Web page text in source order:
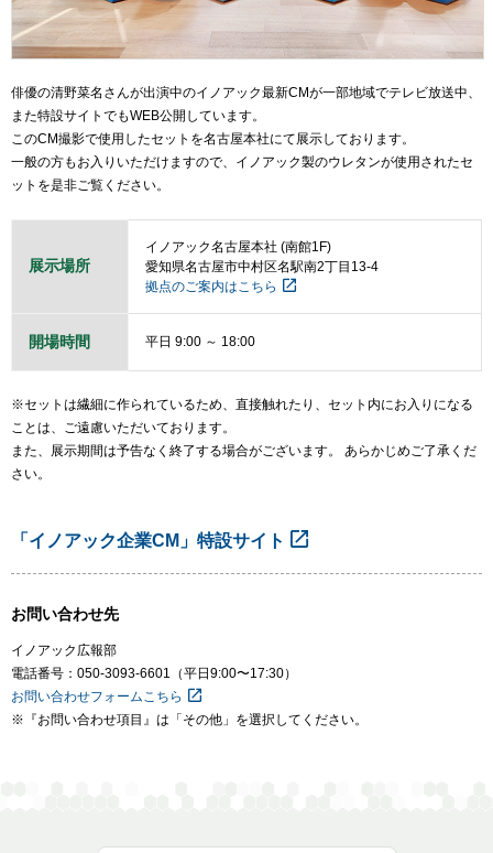
俳優の清野菜名さんが出演中のイノアック最新CMが一部地域でテレビ放送中、
また特設サイトでもWEB公開しています。
このCM撮影で使用したセットを名古屋本社にて展示しております。
一般の方もお入りいただけますので、イノアック製のウレタンが使用されたセ
ットを是非ご覧ください。
展示場所
イノアック名古屋本社 (南館1F)
愛知県名古屋市中村区名駅南2丁目13-4
拠点のご案内はこちら
開場時間 平日 9:00 ～ 18:00
※セットは繊細に作られているため、直接触れたり、セット内にお入りになる
ことは、ご遠慮いただいております。
また、展示期間は予告なく終了する場合がございます。 あらかじめご了承くだ
さい。
「イノアック企業CM」特設サイト
お問い合わせ先
イノアック広報部
電話番号：050-3093-6601（平日9:00〜17:30）
お問い合わせフォームこちら
※『お問い合わせ項目』は「その他」を選択してください。